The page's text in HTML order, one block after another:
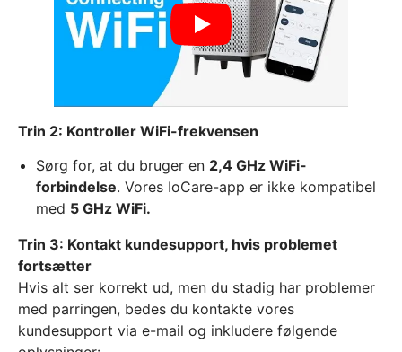
Trin 2: Kontroller WiFi-frekvensen
Sørg for, at du bruger en 2,4 GHz WiFi-
forbindelse. Vores IoCare-app er ikke kompatibel
med 5 GHz WiFi.
Trin 3: Kontakt kundesupport, hvis problemet
fortsætter
Hvis alt ser korrekt ud, men du stadig har problemer
med parringen, bedes du kontakte vores
kundesupport via e-mail og inkludere følgende